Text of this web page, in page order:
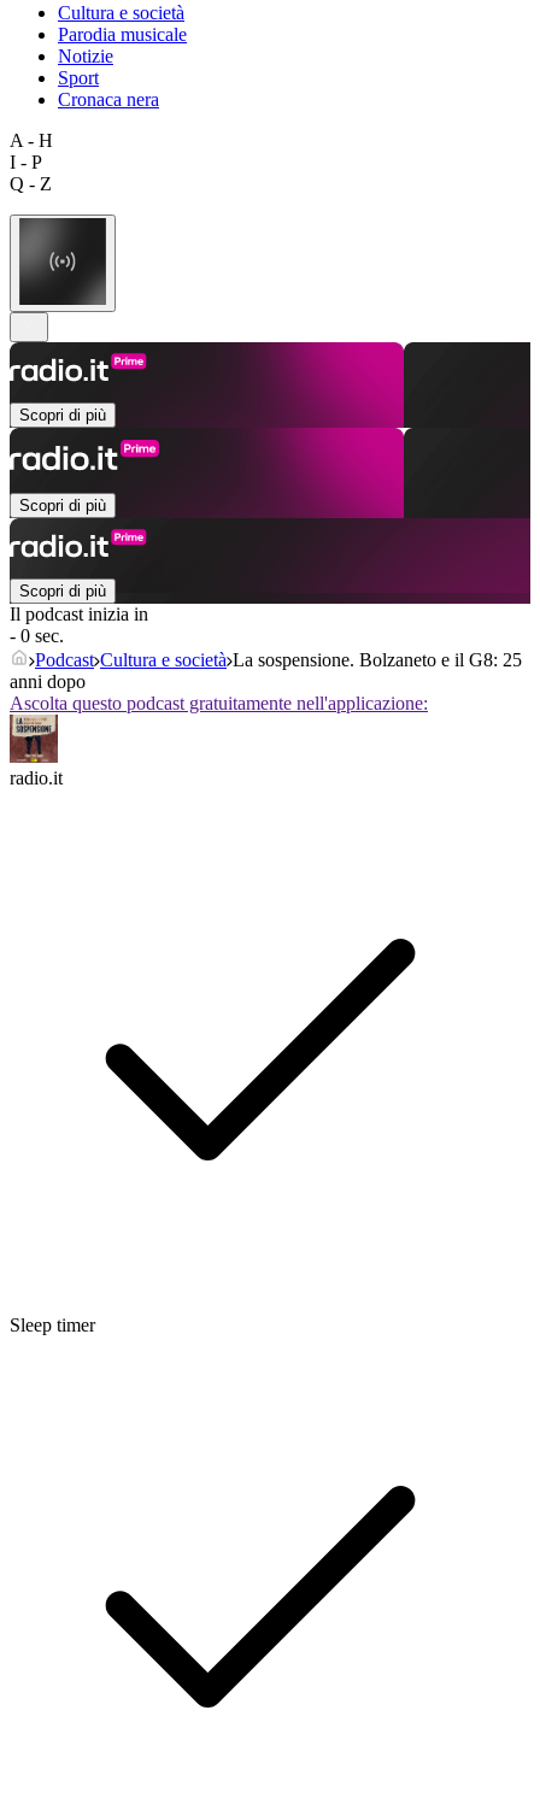
Cultura e società
Parodia musicale
Notizie
Sport
Cronaca nera
A - H
I - P
Q - Z
Scopri di più
Scopri di più
Scopri di più
Il podcast inizia in
- 0 sec.
Podcast Cultura e società La sospensione. Bolzaneto e il G8: 25
anni dopo
Ascolta questo podcast gratuitamente nell'applicazione:
radio.it
Sleep timer